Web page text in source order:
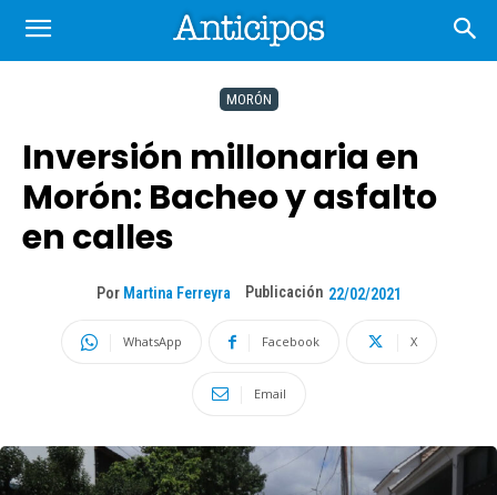
MORÓN
Inversión millonaria en
Morón: Bacheo y asfalto
en calles
Por Martina Ferreyra Publicación 22/02/2021
WhatsApp Facebook X
Email